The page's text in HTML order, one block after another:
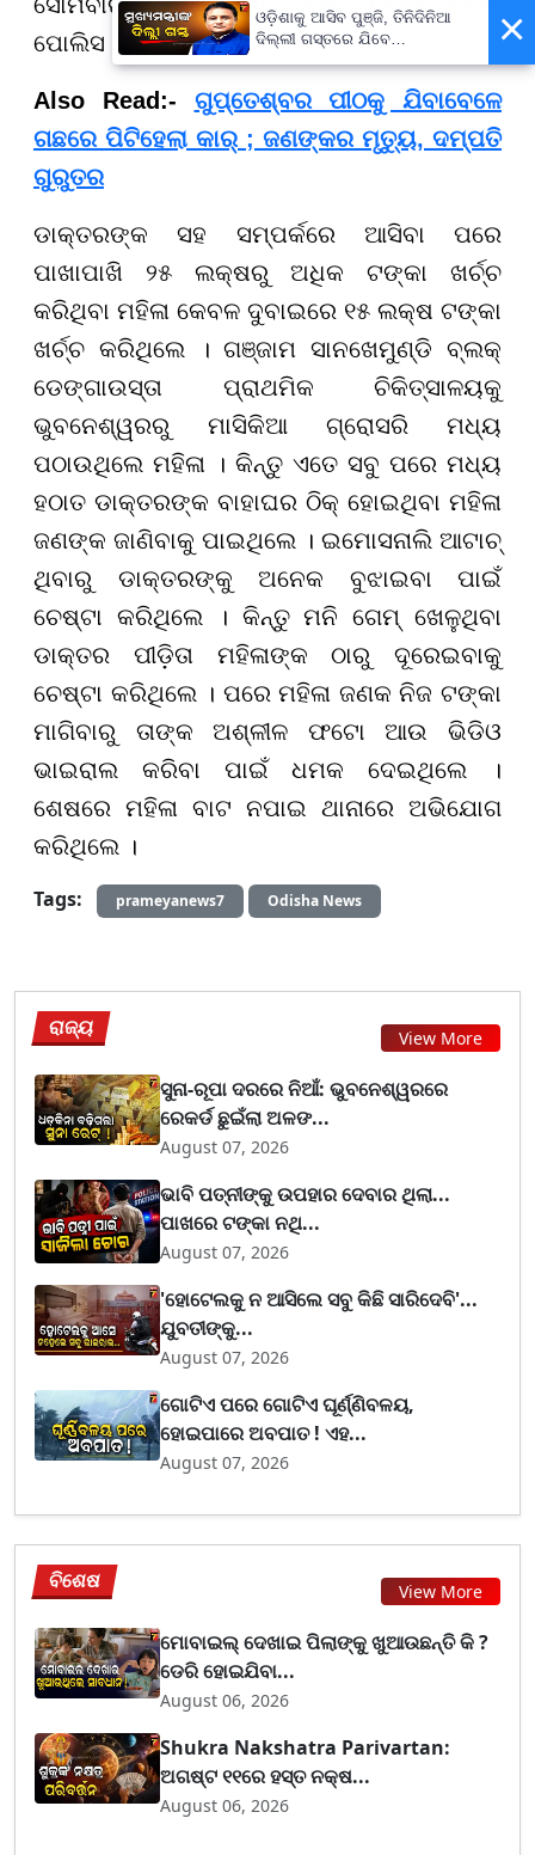
ପୋଲିସ ।
Also Read:- ଗୁପ୍ତେଶ୍ବର ପୀଠକୁ ଯିବାବେଳେ
ଗଛରେ ପିଟିହେଲା କାର୍ ; ଜଣଙ୍କର ମୃତ୍ୟୁ, ଦମ୍ପତି
ଗୁରୁତର
ଡାକ୍ତରଙ୍କ ସହ ସମ୍ପର୍କରେ ଆସିବା ପରେ
ପାଖାପାଖି ୨୫ ଲକ୍ଷରୁ ଅଧିକ ଟଙ୍କା ଖର୍ଚ୍ଚ
କରିଥିବା ମହିଳା କେବଳ ଦୁବାଇରେ ୧୫ ଲକ୍ଷ ଟଙ୍କା
ଖର୍ଚ୍ଚ କରିଥିଲେ । ଗଞ୍ଜାମ ସାନଖେମୁଣ୍ଡି ବ୍ଲକ୍
ଡେଙ୍ଗାଉସ୍ତା ପ୍ରାଥମିକ ଚିକିତ୍ସାଳୟକୁ
ଭୁବନେଶ୍ୱରରୁ ମାସିକିଆ ଗ୍ରୋସରି ମଧ୍ୟ
ପଠାଉଥିଲେ ମହିଳା । କିନ୍ତୁ ଏତେ ସବୁ ପରେ ମଧ୍ୟ
ହଠାତ ଡାକ୍ତରଙ୍କ ବାହାଘର ଠିକ୍ ହୋଇଥିବା ମହିଳା
ଜଣଙ୍କ ଜାଣିବାକୁ ପାଇଥିଲେ । ଇମୋସନାଲି ଆଟାଚ୍
ଥିବାରୁ ଡାକ୍ତରଙ୍କୁ ଅନେକ ବୁଝାଇବା ପାଇଁ
ଚେଷ୍ଟା କରିଥିଲେ । କିନ୍ତୁ ମନି ଗେମ୍ ଖେଳୁଥିବା
ଡାକ୍ତର ପୀଡ଼ିତା ମହିଳାଙ୍କ ଠାରୁ ଦୂରେଇବାକୁ
ଚେଷ୍ଟା କରିଥିଲେ । ପରେ ମହିଳା ଜଣକ ନିଜ ଟଙ୍କା
ମାଗିବାରୁ ତାଙ୍କ ଅଶ୍ଳୀଳ ଫଟୋ ଆଉ ଭିଡିଓ
ଭାଇରାଲ କରିବା ପାଇଁ ଧମକ ଦେଇଥିଲେ ।
ଶେଷରେ ମହିଳା ବାଟ ନପାଇ ଥାନାରେ ଅଭିଯୋଗ
କରିଥିଲେ ।
Tags:
prameyanews7 Odisha News
ରାଜ୍ୟ View More
ସୁନା-ରୂପା ଦରରେ ନିଆଁ: ଭୁବନେଶ୍ୱରରେ
ରେକର୍ଡ ଛୁଇଁଲା ଅଳଙ...
August 07, 2026
ଭାବି ପତ୍ନୀଙ୍କୁ ଉପହାର ଦେବାର ଥିଲା...
ପାଖରେ ଟଙ୍କା ନଥି...
August 07, 2026
'ହୋଟେଲକୁ ନ ଆସିଲେ ସବୁ କିଛି ସାରିଦେବି'...
ଯୁବତୀଙ୍କୁ...
August 07, 2026
ଗୋଟିଏ ପରେ ଗୋଟିଏ ଘୂର୍ଣ୍ଣିବଳୟ,
ହୋଇପାରେ ଅବପାତ ! ଏହ...
August 07, 2026
ବିଶେଷ View More
ମୋବାଇଲ୍ ଦେଖାଇ ପିଲାଙ୍କୁ ଖୁଆଉଛନ୍ତି କି ?
ଡେରି ହୋଇଯିବା...
August 06, 2026
Shukra Nakshatra Parivartan:
ଅଗଷ୍ଟ ୧୧ରେ ହସ୍ତ ନକ୍ଷ...
August 06, 2026
×
ଓଡ଼ିଶାକୁ ଆସିବ ପୁଞ୍ଜି, ତିନିଦିନିଆ
ଦିଲ୍ଲୀ ଗସ୍ତରେ ଯିବେ